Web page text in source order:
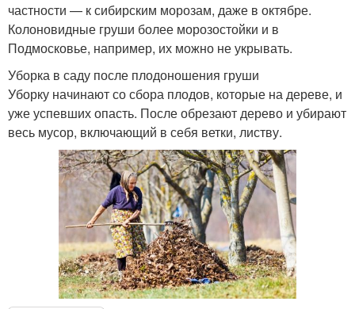
частности — к сибирским морозам, даже в октябре.
Колоновидные груши более морозостойки и в
Подмосковье, например, их можно не укрывать.
Уборка в саду после плодоношения груши
Уборку начинают со сбора плодов, которые на дереве, и
уже успевших опасть. После обрезают дерево и убирают
весь мусор, включающий в себя ветки, листву.